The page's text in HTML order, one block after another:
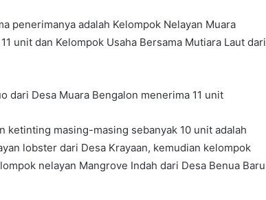
penerimanya adalah Kelompok Nelayan Muara
unit dan Kelompok Usaha Bersama Mutiara Laut dari
dari Desa Muara Bengalon menerima 11 unit
ketinting masing-masing sebanyak 10 unit adalah
lobster dari Desa Krayaan, kemudian kelompok
nelayan Mangrove Indah dari Desa Benua Baru